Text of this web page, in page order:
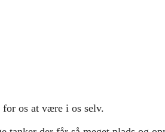
for os at være i os selv.